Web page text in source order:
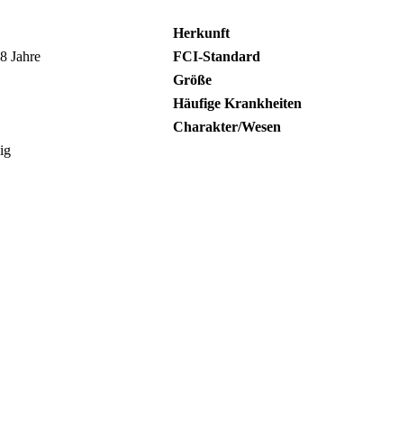
Herkunft
Jahre FCI-Standard
Größe
Häufige Krankheiten
Charakter/Wesen